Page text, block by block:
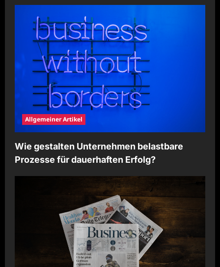
t
Allgemeiner Artikel
Wie gestalten Unternehmen belastbare
Prozesse für dauerhaften Erfolg?